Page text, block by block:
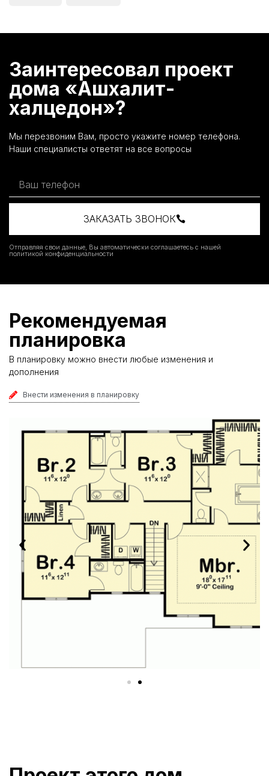
Заинтересовал проект
дома «Ашхалит-
халцедон»?
Мы перезвоним Вам, просто укажите номер телефона.
Наши специалисты ответят на все вопросы
ЗАКАЗАТЬ ЗВОНОК
Отправляя свои данные, Вы автоматически соглашаетесь с нашей
политикой конфиденциальности
Рекомендуемая
планировка
В планировку можно внести любые изменения и
дополнения
Внести изменения в планировку